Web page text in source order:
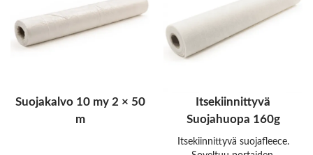
Suojakalvo 10 my 2 × 50
m
Itsekiinnittyvä
Suojahuopa 160g
Itsekiinnittyvä suojafleece.